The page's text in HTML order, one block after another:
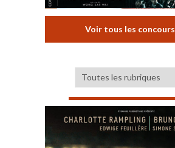
Voir tous les concours